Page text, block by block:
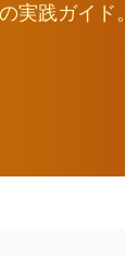
実践ガイド。